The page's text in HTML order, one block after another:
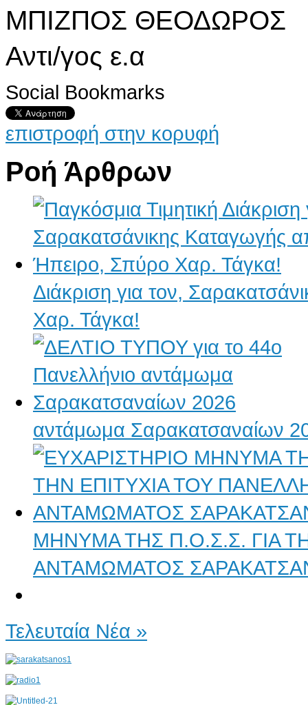
ΜΠΙΖΠΟΣ ΘΕΟΔΩΡΟΣ
Αντι/γος ε.α
Social Bookmarks
επιστροφή στην κορυφή
Ροή Άρθρων
Διάκριση για τον,
Χαρ. Τάγκα!
αντάμωμα Σαρακατσαναίων
ΜΗΝΥΜΑ ΤΗΣ Π.Ο.Σ.Σ. ΓΙΑ
ΑΝΤΑΜΩΜΑΤΟΣ
Τελευταία Νέα »